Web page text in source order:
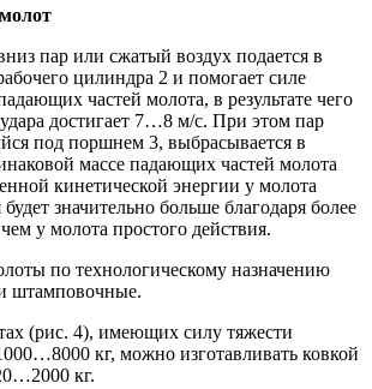
пар или сжатый воздух подается в
цилиндра 2 и помогает силе
частей молота, в результате чего
достигает 7…8 м/с. При этом пар
под поршнем 3, выбрасывается в
массе падающих частей молота
кинетической энергии у молота
значительно больше благодаря более
у молота простого действия.
по технологическому назначению
штамповочные.
(рис. 4), имеющих силу тяжести
кг, можно изготавливать ковкой
кг.